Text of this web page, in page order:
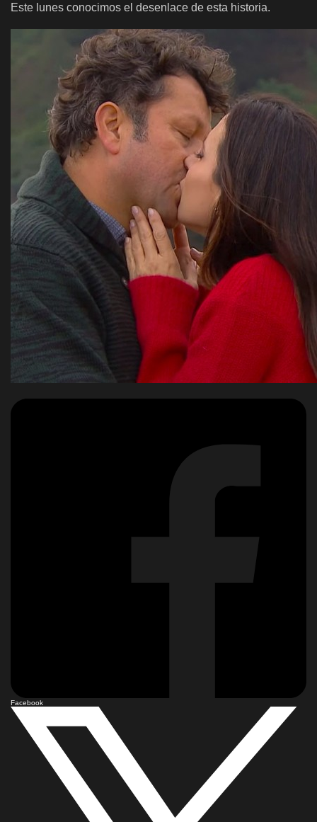
Este lunes conocimos el desenlace de esta historia.
Facebook